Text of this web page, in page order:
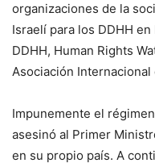
organizaciones de la
Israelí para los DDHH
DDHH, Human Rights
Asociación
Impunemente el
asesinó al Primer
en su propio país. A